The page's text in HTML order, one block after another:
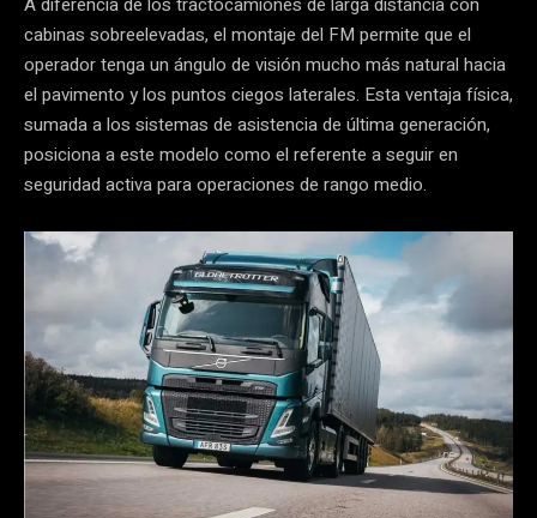
cabinas sobreelevadas, el montaje del FM permite que el
operador tenga un ángulo de visión mucho más natural hacia
el pavimento y los puntos ciegos laterales. Esta ventaja física,
sumada a los sistemas de asistencia de última generación,
posiciona a este modelo como el referente a seguir en
seguridad activa para operaciones de rango medio.